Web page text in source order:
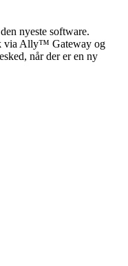
nyeste software.
via Ally™ Gateway og
når der er en ny